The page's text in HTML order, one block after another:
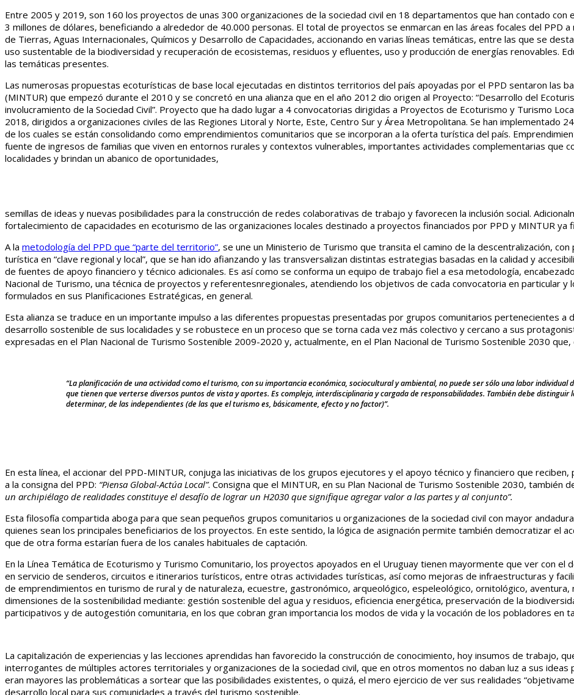
Entre 2005 y 2019, son 160 los proyectos de unas 300 organizaciones de la sociedad civil en 18 departamentos que han contado con
3 millones de dólares, beneficiando a alrededor de 40.000 personas. El total de proyectos se enmarcan en las áreas focales del PPD a
de Tierras, Aguas Internacionales, Químicos y Desarrollo de Capacidades, accionando en varias líneas temáticas, entre las que se
uso sustentable de la biodiversidad y recuperación de ecosistemas, residuos y efluentes, uso y producción de energías renovables.
las temáticas presentes.
Las numerosas propuestas ecoturísticas de base local ejecutadas en distintos territorios del país apoyadas por el PPD sentaron las
(MINTUR) que empezó durante el 2010 y se concretó en una alianza que en el año 2012 dio origen al Proyecto: “Desarrollo del
involucramiento de la Sociedad Civil”. Proyecto que ha dado lugar a 4 convocatorias dirigidas a Proyectos de Ecoturismo y Turismo
2018, dirigidos a organizaciones civiles de las Regiones Litoral y Norte, Este, Centro Sur y Área Metropolitana. Se han implementado
de los cuales se están consolidando como emprendimientos comunitarios que se incorporan a la oferta turística del país.
fuente de ingresos de familias que viven en entornos rurales y contextos vulnerables, importantes actividades complementarias que
localidades y brindan un abanico de oportunidades,
semillas de ideas y nuevas posibilidades para la construcción de redes colaborativas de trabajo y favorecen la inclusión social.
fortalecimiento de capacidades en ecoturismo de las organizaciones locales destinado a proyectos financiados por PPD y MINTUR ya
A la metodología del PPD que “parte del territorio”, se une un Ministerio de Turismo que transita el camino de la descentralización,
turística en “clave regional y local”, que se han ido afianzando y las transversalizan distintas estrategias basadas en la calidad y
de fuentes de apoyo financiero y técnico adicionales. Es así como se conforma un equipo de trabajo fiel a esa metodología,
Nacional de Turismo, una técnica de proyectos y referentesnregionales, atendiendo los objetivos de cada convocatoria en particular
formulados en sus Planificaciones Estratégicas, en general.
Esta alianza se traduce en un importante impulso a las diferentes propuestas presentadas por grupos comunitarios pertenecientes
desarrollo sostenible de sus localidades y se robustece en un proceso que se torna cada vez más colectivo y cercano a sus
expresadas en el Plan Nacional de Turismo Sostenible 2009-2020 y, actualmente, en el Plan Nacional de Turismo Sostenible 2030
“La planificación de una actividad como el turismo, con su importancia económica, sociocultural y ambiental, no puede ser sólo una labor individual
que tienen que verterse diversos puntos de vista y aportes. Es compleja, interdisciplinaria y cargada de responsabilidades. También debe distinguir
determinar, de las independientes (de las que el turismo es, básicamente, efecto y no factor)”.
En esta línea, el accionar del PPD-MINTUR, conjuga las iniciativas de los grupos ejecutores y el apoyo técnico y financiero que
a la consigna del PPD: “Piensa Global-Actúa Local”. Consigna que el MINTUR, en su Plan Nacional de Turismo Sostenible 2030, también
un archipiélago de realidades constituye el desafío de lograr un H2030 que signifique agregar valor a las partes y al conjunto”.
Esta filosofía compartida aboga para que sean pequeños grupos comunitarios u organizaciones de la sociedad civil con mayor
quienes sean los principales beneficiarios de los proyectos. En este sentido, la lógica de asignación permite también democratizar el
que de otra forma estarían fuera de los canales habituales de captación.
En la Línea Temática de Ecoturismo y Turismo Comunitario, los proyectos apoyados en el Uruguay tienen mayormente que ver con el
en servicio de senderos, circuitos e itinerarios turísticos, entre otras actividades turísticas, así como mejoras de infraestructuras y
de emprendimientos en turismo de rural y de naturaleza, ecuestre, gastronómico, arqueológico, espeleológico, ornitológico,
dimensiones de la sostenibilidad mediante: gestión sostenible del agua y residuos, eficiencia energética, preservación de la
participativos y de autogestión comunitaria, en los que cobran gran importancia los modos de vida y la vocación de los pobladores en
La capitalización de experiencias y las lecciones aprendidas han favorecido la construcción de conocimiento, hoy insumos de trabajo,
interrogantes de múltiples actores territoriales y organizaciones de la sociedad civil, que en otros momentos no daban luz a sus ideas
eran mayores las problemáticas a sortear que las posibilidades existentes, o quizá, el mero ejercicio de ver sus realidades
desarrollo local para sus comunidades a través del turismo sostenible.